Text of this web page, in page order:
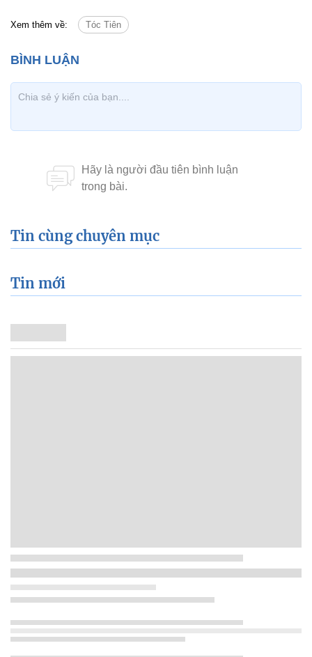
Xem thêm về: Tóc Tiên
Tin cùng chuyên mục
Tin mới